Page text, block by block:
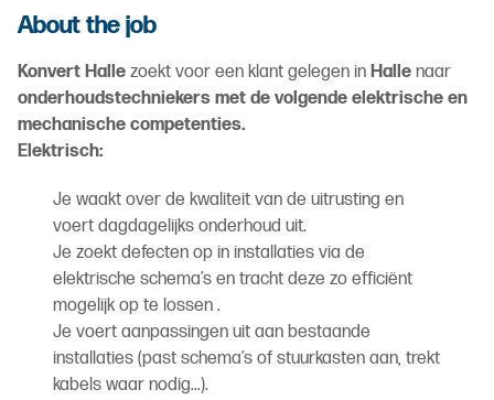
About the job
Konvert Halle zoekt voor een klant gelegen in Halle naar
onderhoudstechniekers met de volgende elektrische en
mechanische competenties.
Elektrisch:
Je waakt over de kwaliteit van de uitrusting en
voert dagdagelijks onderhoud uit.
Je zoekt defecten op in installaties via de
elektrische schema’s en tracht deze zo efficiënt
mogelijk op te lossen .
Je voert aanpassingen uit aan bestaande
installaties (past schema’s of stuurkasten aan, trekt
kabels waar nodig...).